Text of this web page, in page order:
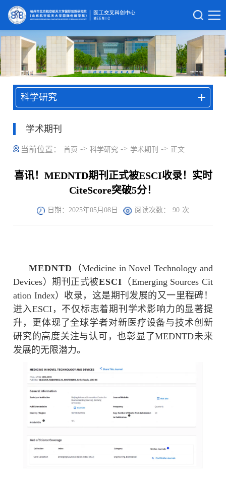
科学研究
学术期刊
当前位置： 首页 -> 科学研究 -> 学术期刊 -> 正文
喜讯！MEDNTD期刊正式被ESCI收录！实时
CiteScore突破5分！
日期：2025年05月08日 阅读次数： 90 次
MEDNTD （Medicine in Novel Technology and
Devices）期刊正式被ESCI （Emerging Sources Cit
ation Index）收录，这是期刊发展的又一里程碑！
进入ESCI，不仅标志着期刊学术影响力的显著提
升，更体现了全球学者对新医疗设备与技术创新
研究的高度关注与认可，也彰显了MEDNTD未来
发展的无限潜力。